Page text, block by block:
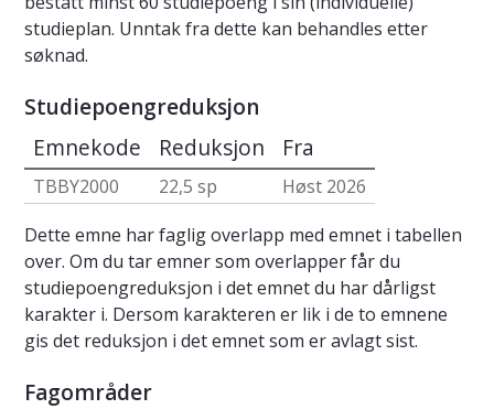
studieplan. Unntak fra dette kan behandles etter
søknad.
Studiepoengreduksjon
Emnekode Reduksjon Fra
TBBY2000 22,5 sp
Høst 2026
Dette emne har faglig overlapp med emnet i tabellen
over. Om du tar emner som overlapper får du
studiepoengreduksjon i det emnet du har dårligst
karakter i. Dersom karakteren er lik i de to emnene
gis det reduksjon i det emnet som er avlagt sist.
Fagområder